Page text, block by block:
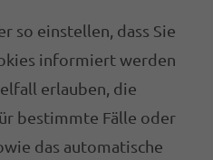
so einstellen, dass Sie
informiert werden
erlauben, die
bestimmte Fälle oder
das automatische